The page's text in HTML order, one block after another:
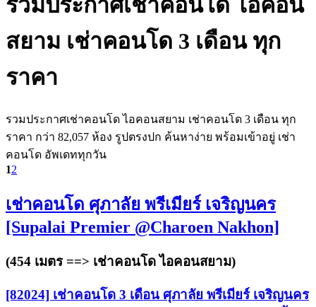
รวมประกาศเช่าคอนโด ไอคอน
สยาม เช่าคอนโด 3 เดือน ทุก
ราคา
รวมประกาศเช่าคอนโด ไอคอนสยาม เช่าคอนโด 3 เดือน ทุก
ราคา กว่า 82,057 ห้อง รูปตรงปก ค้นหาง่าย พร้อมเข้าอยู่ เช่า
คอนโด อัพเดททุกวัน
12
เช่าคอนโด ศุภาลัย พรีเมียร์ เจริญนคร
[Supalai Premier @Charoen Nakhon]
(454 เมตร ==> เช่าคอนโด ไอคอนสยาม)
[82024] เช่าคอนโด 3 เดือน ศุภาลัย พรีเมียร์ เจริญนคร